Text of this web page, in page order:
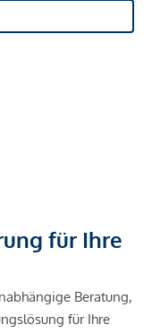
für Ihre
Beratung,
für Ihre